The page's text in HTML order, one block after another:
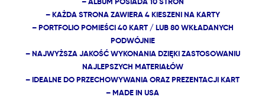
– KAŻDA STRONA ZAWIERA 4 KIESZENI NA KARTY
– PORTFOLIO POMIEŚCI 40 KART / LUB 80 WKŁADANYCH
PODWÓJNIE
– NAJWYŻSZA JAKOŚĆ WYKONANIA DZIĘKI ZASTOSOWANIU
NAJLEPSZYCH MATERIAŁÓW
– IDEALNE DO PRZECHOWYWANIA ORAZ PREZENTACJI KART
– MADE IN USA